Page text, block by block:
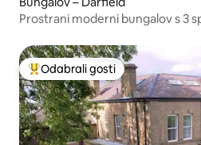
Prostrani moderni bungalov s 3
Među najviše rangiranima s
Odabrali gosti